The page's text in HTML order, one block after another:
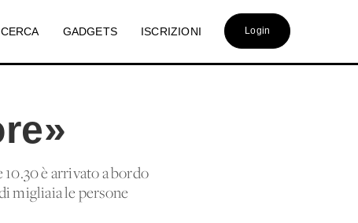
CERCA GADGETS ISCRIZIONI Login
è arrivato a bordo
migliaia le persone